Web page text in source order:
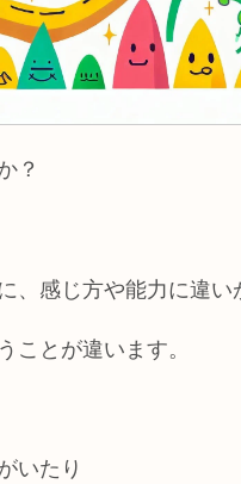
？
感じ方や能力に違い
ことが違います。
いたり